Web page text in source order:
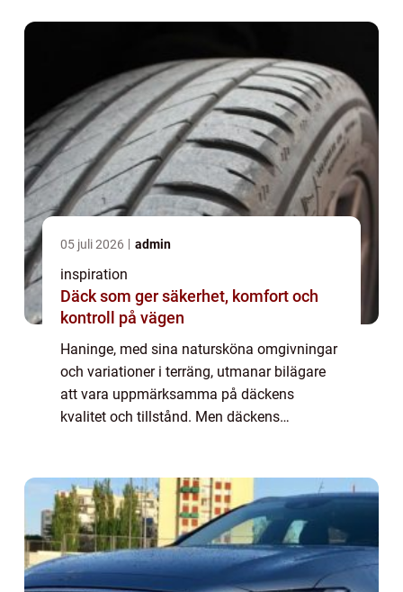
05 juli 2026 admin
inspiration
Däck som ger säkerhet, komfort och
kontroll på vägen
Haninge, med sina natursköna omgivningar
och variationer i terräng, utmanar bilägare
att vara uppmärksamma på däckens
kvalitet och tillstånd. Men däckens
strävan e...